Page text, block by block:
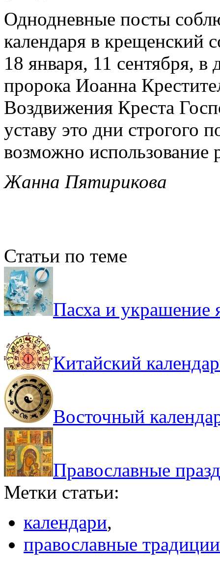
Однодневные посты
календаря в крещенский
18 января, 11 сентября, в
пророка Иоанна
Воздвижения Креста
уставу это дни строгого
возможно использование
Жанна Пятирикова
Статьи по теме
Пасха и украшение
Китайский
Восточный
Православные
Метки статьи:
календари,
православные традиции